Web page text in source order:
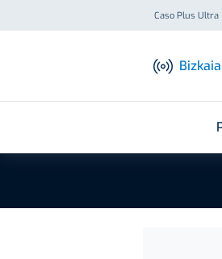
Caso Plus Ultra
Bizkaia